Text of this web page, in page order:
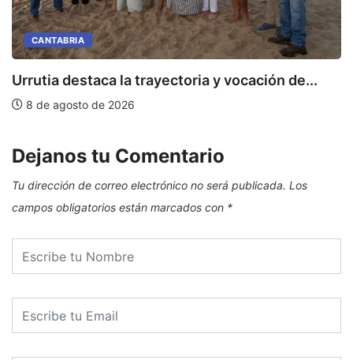
CANTABRIA
Urrutia destaca la trayectoria y vocación de...
8 de agosto de 2026
Dejanos tu Comentario
Tu dirección de correo electrónico no será publicada. Los
campos obligatorios están marcados con *